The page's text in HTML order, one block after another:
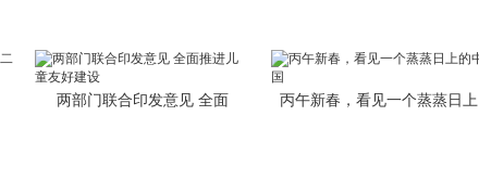
两部门联合印发意见 全面 丙午新春，看见一个蒸蒸日上